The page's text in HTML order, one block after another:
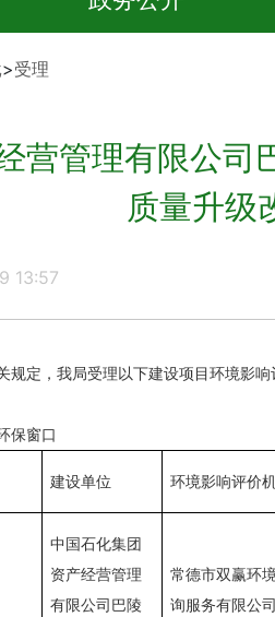
>受理
营管理有限公司
质量升级
13:57
规定，我局受理 以下建设项目环境影响
保窗口
建设单位 环境影响评价
中国石化集团
资产经营管理
有限公司巴陵
常德市双赢环
询服务有限公司